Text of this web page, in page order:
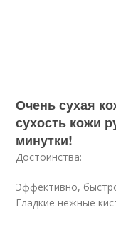
Очень сухая
сухость кожи
минутки!
Достоинства:
Эффективно,
Гладкие нежные